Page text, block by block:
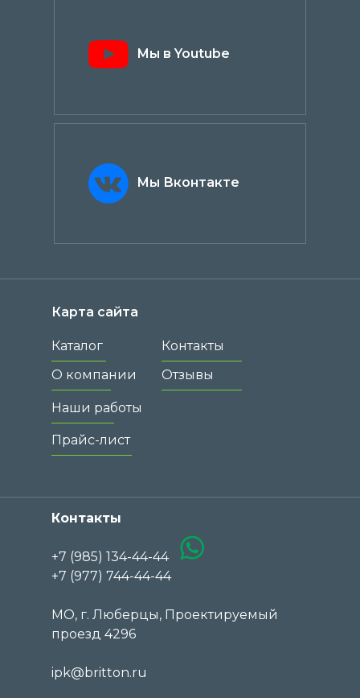
Мы Вконтакте
Мы в Youtube
Контакты
+7 (985) 134-44-44
+7 (977) 744-44-44
МО, г. Люберцы, Проектируемый
проезд 4296
ipk@britton.ru
Карта сайта
Каталог
О компании
Контакты
Наши работы
Прайс-лист
Отзывы